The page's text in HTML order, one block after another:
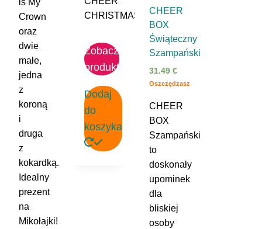
Crown
oraz
dwie
małe,
jedna
z
koroną
i
druga
z
kokardką.
Idealny
prezent
na
Mikołajki!
CHRISTMAS.
Zobacz
produkt
Dodaj
do
koszyka
CHEER
BOX
Świąteczny
Szampański
31.49€
Oszczędzasz
CHEER
BOX
Szampański
to
doskonały
upominek
dla
bliskiej
osoby